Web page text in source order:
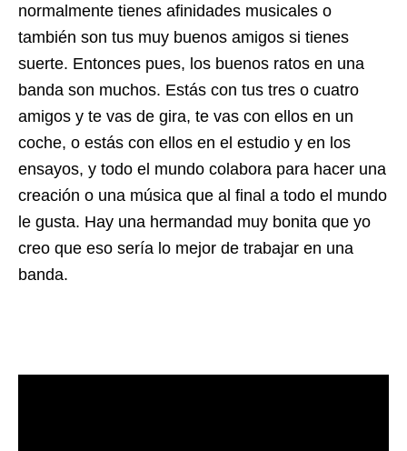
normalmente tienes afinidades musicales o
también son tus muy buenos amigos si tienes
suerte. Entonces pues, los buenos ratos en una
banda son muchos. Estás con tus tres o cuatro
amigos y te vas de gira, te vas con ellos en un
coche, o estás con ellos en el estudio y en los
ensayos, y todo el mundo colabora para hacer una
creación o una música que al final a todo el mundo
le gusta. Hay una hermandad muy bonita que yo
creo que eso sería lo mejor de trabajar en una
banda.